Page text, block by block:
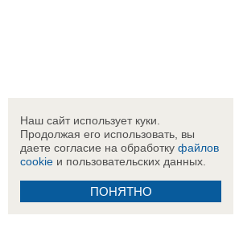
Наш сайт использует куки.
Продолжая его использовать, вы
даете согласие на обработку файлов
cookie и пользовательских данных.
ПОНЯТНО